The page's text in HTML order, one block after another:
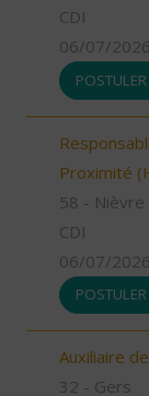
CDI
06/07/2026
POSTULER
Proximité
58 - Nièvre
CDI
06/07/2026
POSTULER
Auxiliaire
32 - Gers